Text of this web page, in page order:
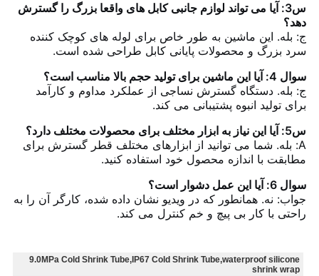
س3: آیا می تواند لوازم جانبی کابل های واقعا بزرگ را گسترش
دهد؟
ج: بله. این ماشین به طور خاص برای لوله های کوچک کننده
سرد بزرگ و محصولات پایانی کابل طراحی شده است.
سوال 4: آیا این ماشین برای تولید حجم بالا مناسب است؟
ج: بله. دستگاه گسترش نساجی از عملکرد مداوم و کارآمد
برای تولید انبوه پشتیبانی می کند.
س5: آیا این نیاز به ابزار مختلف برای محصولات مختلف دارد؟
A: بله. شما می توانید از ابزارهای مختلف قطر گسترش برای
مطابقت با اندازه محصول خود استفاده کنید.
سوال 6: آیا این عمل دشوار است؟
جواب: نه. همانطور که در ویدیو نشان داده شده، کارگر آن را به
راحتی با کار بی پیچ و خم کنترل می کند.
9.0MPa Cold Shrink Tube,IP67 Cold Shrink Tube,waterproof silicone
shrink wrap